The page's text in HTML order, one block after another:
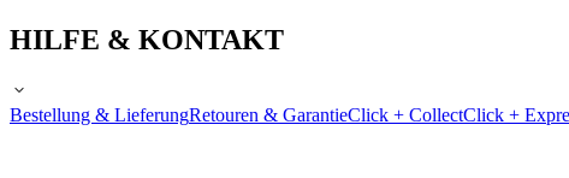
HILFE & KONTAKT
Bestellung & LieferungRetouren & GarantieClick + CollectClick +